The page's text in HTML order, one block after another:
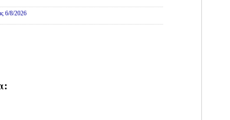
6/8/2026